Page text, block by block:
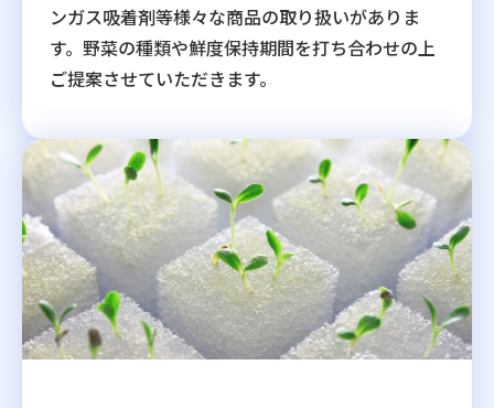
ンガス吸着剤等様々な商品の取り扱いがありま
す。野菜の種類や鮮度保持期間を打ち合わせの上
ご提案させていただきます。